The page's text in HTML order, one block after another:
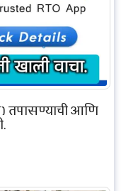
तपासण्याची आणि